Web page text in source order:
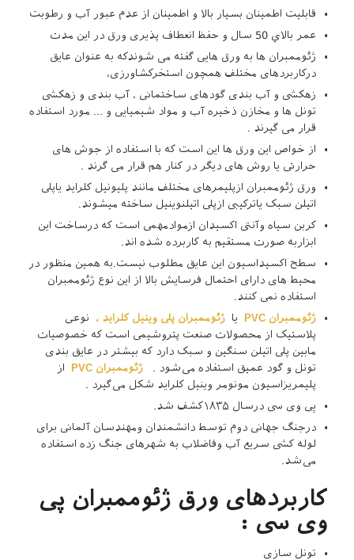
قابلیت اطمینان بسیار بالا و اطمینان از عدم عبور آب و رطوبت
عمر بالاي 50 سال و حفظ انعطاف ‌پذیری ورق در این مدت
ژئوممبران ها به ورق هایی گفته می شوندکه به عنوان عایق
درکاربردهای مختلف همچون استخرکشاورزی،
زهکشی و آب بندی گودهای ساختمانی ، آب بندی و زهکشی
تونل ها و مخازن ذخیره آب و مواد شیمیایی و … مورد استفاده
قرار می گیرند .
از خواص این ورق ها این است که با استفاده از جوش های
حرارتی یا روش های دیگر در کنار هم قرار می گرند .
ورق ژئوممبران ازپلیمرهای مختلف مانند پلیونیل کلراید یاپلی
اتیلن سبک یاترکیبی ازپلی اتیلنوینیل ساخته میشوند.
کربن سیاه وآنتی اکسیدان ازموادمهمی است که درساخت این
ابزاربه صورت مستقیم به کاربرده شده اند.
سطح اکسیداسیون این عایق مطلوب نیست.به همین منظور در
محیط های دارای احتمال فرسایش بالا از این نوع ژئوممبران
استفاده نمی کنند.
ژئوممبران
یا ژئوممبران پلی وینیل کلراید ، نوعی
پلاستیک از محصولات صنعت پتروشیمی است که خصوصیات
مابین پلی اتیلن سنگین و سبک دارد که بیشتر در عایق بندی
تونل و گود عمیق استفاده می‌شود . ژئوممبران
از
پلیمریزاسیون مونومر وینیل کلراید شکل می‌گیرد .
پی وی سی درسال ۱۸۳۵کشف شد.
درجنگ جهانی دوم توسط دانشمندان ومهندسان آلمانی برای
لوله کشی سریع آب وفاضلاب به شهرهای جنگ زده استفاده
می‌شد.
کاربردهای ورق ژئوممبران پی
وی سی :
تونل سازی